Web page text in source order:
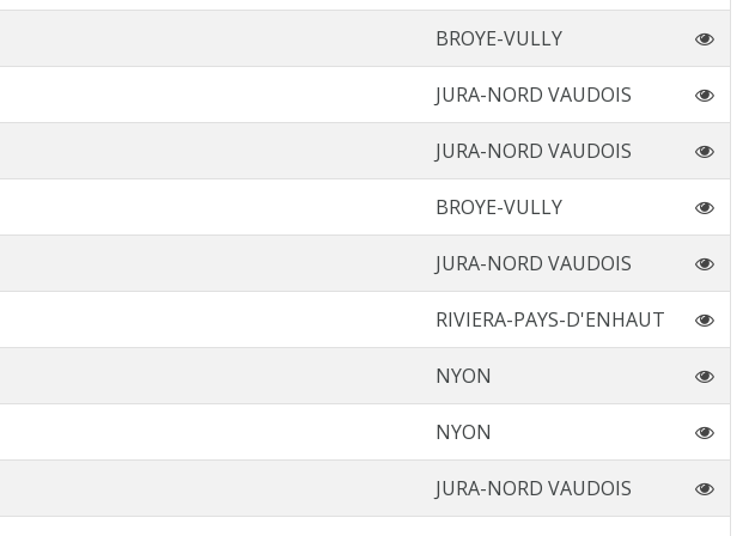
BROYE-VULLY
JURA-NORD VAUDOIS
JURA-NORD VAUDOIS
BROYE-VULLY
JURA-NORD VAUDOIS
RIVIERA-PAYS-D'ENHAUT
NYON
NYON
JURA-NORD VAUDOIS